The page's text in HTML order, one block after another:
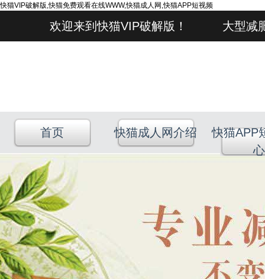
快猫VIP破解版,快猫免费观看在线WWW,快猫成人网,快猫APP短视频
欢迎来到快猫VIP破解版！ 大型减肥
首页 快猫成人网介绍
快猫APP
心